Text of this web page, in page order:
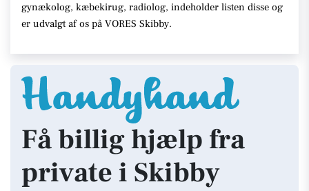
gynækolog, kæbekirug, radiolog, indeholder listen disse og
er udvalgt af os på VORES Skibby.
Få billig hjælp fra
private i Skibby